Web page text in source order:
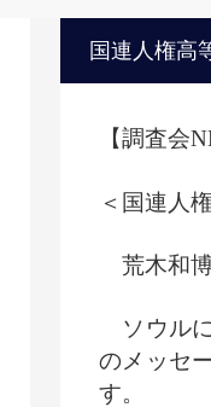
国連人権高
【調査会
＜国連人
荒木和
ソウルに
のメッセ
す。